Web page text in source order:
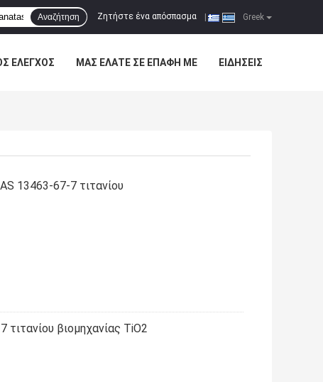
Greek
Ζητήστε ένα απόσπασμα
Αναζήτηση
ΈΛΕΓΧΟΣ ΜΑΣ ΕΛΆΤΕ ΣΕ ΕΠΑΦΉ ΜΕ ΕΙΔΉΣΕΙΣ
13463-67-7 τιτανίου
τιτανίου βιομηχανίας TiO2